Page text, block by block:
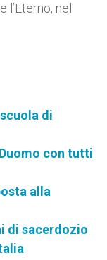
nel
di
con tutti
alla
di sacerdozio